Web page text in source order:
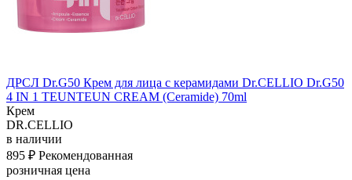
ДРСЛ Dr.G50 Крем для лица с керамидами Dr.CELLIO Dr.G50
4 IN 1 TEUNTEUN CREAM (Ceramide) 70ml
Крем
DR.CELLIO
в наличии
895 ₽ Рекомендованная
розничная цена